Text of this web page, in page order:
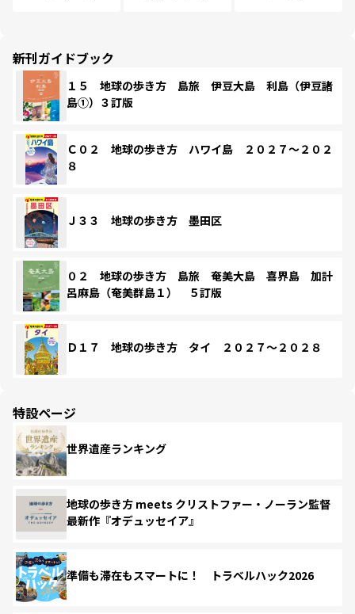
新刊ガイドブック
１５ 地球の歩き方 島旅 伊豆大島 利島（伊豆諸
島①）３訂版
Ｃ０２ 地球の歩き方 ハワイ島 ２０２７～２０２
８
Ｊ３３ 地球の歩き方 墨田区
０２ 地球の歩き方 島旅 奄美大島 喜界島 加計
呂麻島（奄美群島１） ５訂版
Ｄ１７ 地球の歩き方 タイ ２０２７～２０２８
特設ページ
世界遺産ランキング
地球の歩き方 meets クリストファー・ノーラン監督
最新作『オデュッセイア』
準備も滞在もスマートに！ トラベルハック2026